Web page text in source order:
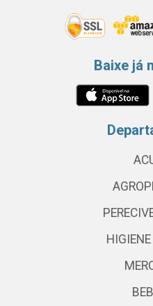
Baixe já